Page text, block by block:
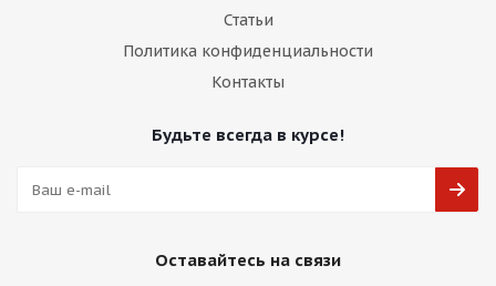
Статьи
Политика конфиденциальности
Контакты
Будьте всегда в курсе!
Оставайтесь на связи